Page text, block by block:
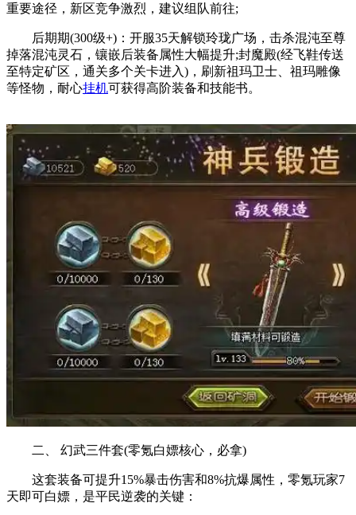
重要途径，新区竞争激烈，建议组队前往;
后期期(300级+)：开服35天解锁玲珑广场，击杀混沌至尊
掉落混沌灵石，镶嵌后装备属性大幅提升;封魔殿(经飞鞋传送
至特定矿区，通关多个关卡进入)，刷新祖玛卫士、祖玛雕像
等怪物，耐心挂机可获得高阶装备和技能书。
二、 幻武三件套(零氪白嫖核心，必拿)
这套装备可提升15%暴击伤害和8%抗爆属性，零氪玩家7
天即可白嫖，是平民逆袭的关键：